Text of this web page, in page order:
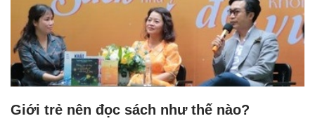
Giới trẻ nên đọc sách như thế nào?